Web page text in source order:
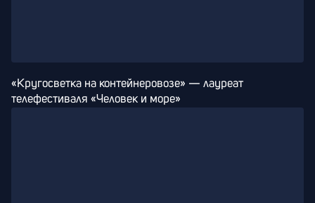
«Кругосветка на контейнеровозе» — лауреат
телефестиваля «Человек и море»